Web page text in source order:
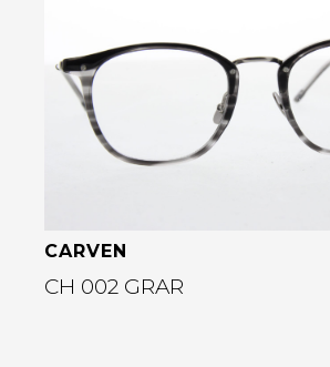
CARVEN
CH 002 GRAR